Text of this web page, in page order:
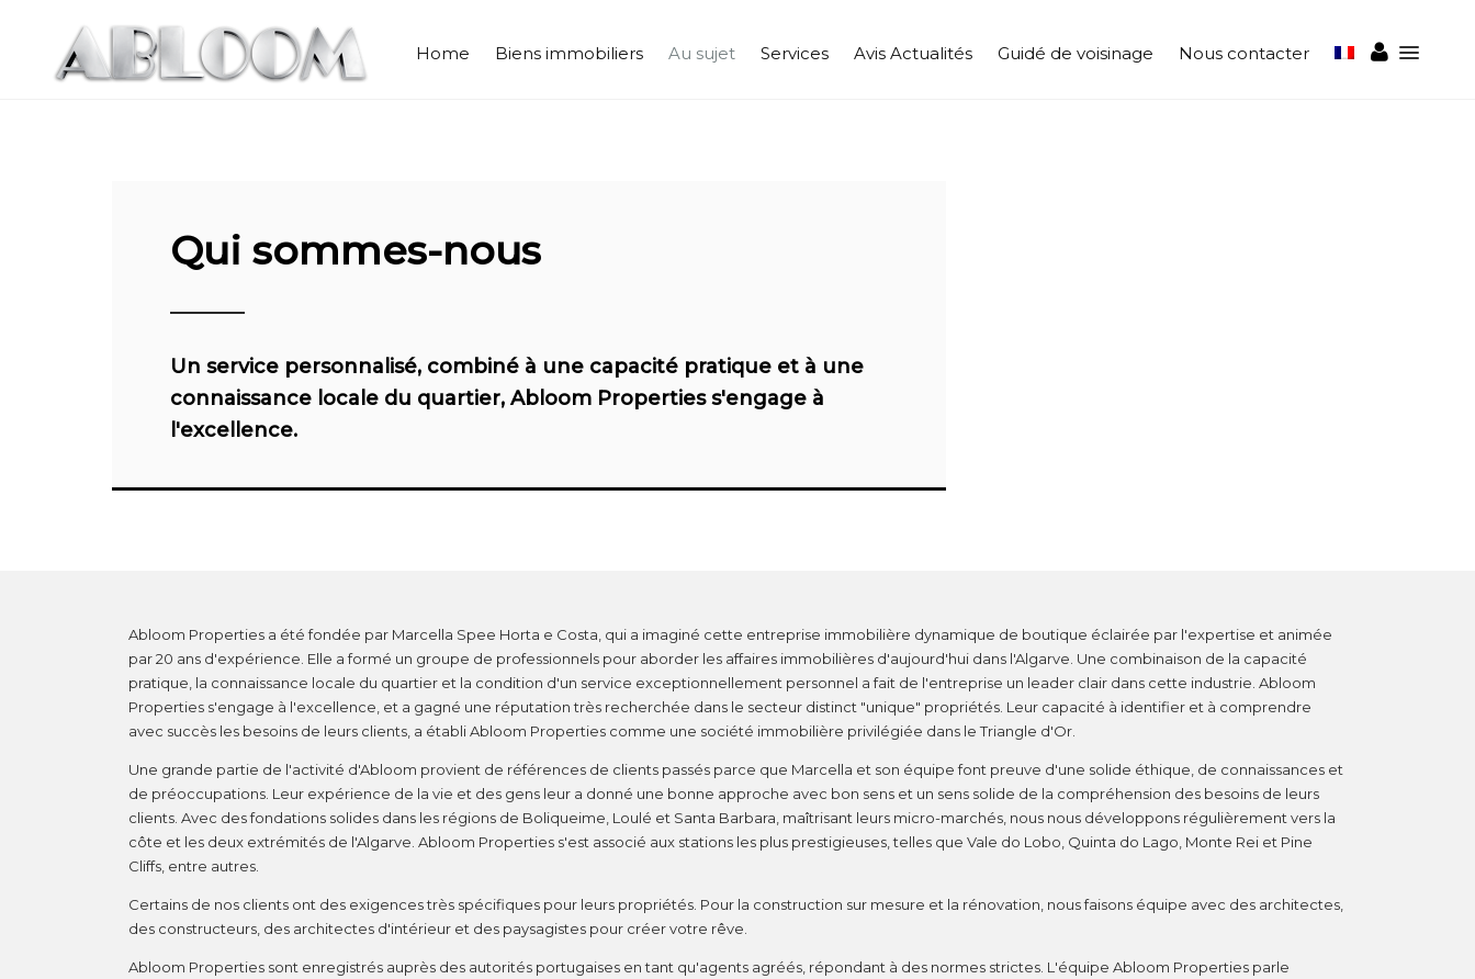
Home Biens immobiliers Au sujet Services Avis Actualités Guidé de voisinage Nous contacter
Qui sommes-nous
Un service personnalisé, combiné à une capacité pratique et à une
connaissance locale du quartier, Abloom Properties s'engage à
l'excellence.
Abloom Properties a été fondée par Marcella Spee Horta e Costa, qui a imaginé cette entreprise immobilière dynamique de boutique éclairée par l'expertise et animée
par 20 ans d'expérience. Elle a formé un groupe de professionnels pour aborder les affaires immobilières d'aujourd'hui dans l'Algarve. Une combinaison de la capacité
pratique, la connaissance locale du quartier et la condition d'un service exceptionnellement personnel a fait de l'entreprise un leader clair dans cette industrie. Abloom
Properties s'engage à l'excellence, et a gagné une réputation très recherchée dans le secteur distinct "unique" propriétés. Leur capacité à identifier et à comprendre
avec succès les besoins de leurs clients, a établi Abloom Properties comme une société immobilière privilégiée dans le Triangle d'Or.
Une grande partie de l'activité d'Abloom provient de références de clients passés parce que Marcella et son équipe font preuve d'une solide éthique, de connaissances et
de préoccupations. Leur expérience de la vie et des gens leur a donné une bonne approche avec bon sens et un sens solide de la compréhension des besoins de leurs
clients. Avec des fondations solides dans les régions de Boliqueime, Loulé et Santa Barbara, maîtrisant leurs micro-marchés, nous nous développons régulièrement vers la
côte et les deux extrémités de l'Algarve. Abloom Properties s'est associé aux stations les plus prestigieuses, telles que Vale do Lobo, Quinta do Lago, Monte Rei et Pine
Cliffs, entre autres.
Certains de nos clients ont des exigences très spécifiques pour leurs propriétés. Pour la construction sur mesure et la rénovation, nous faisons équipe avec des architectes,
des constructeurs, des architectes d'intérieur et des paysagistes pour créer votre rêve.
Abloom Properties sont enregistrés auprès des autorités portugaises en tant qu'agents agréés, répondant à des normes strictes. L'équipe Abloom Properties parle